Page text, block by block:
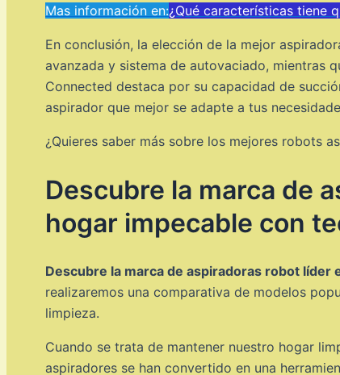
Mas información en:¿Qué características tiene
En conclusión, la elección de la mejor
avanzada y sistema de autovaciado, mientras
Connected destaca por su capacidad de
aspirador que mejor se adapte a tus
¿Quieres saber más sobre los mejores robots
Descubre la marca de
hogar impecable con
Descubre la marca de aspiradoras robot líder
realizaremos una comparativa de modelos
limpieza.
Cuando se trata de mantener nuestro hogar
aspiradores se han convertido en una